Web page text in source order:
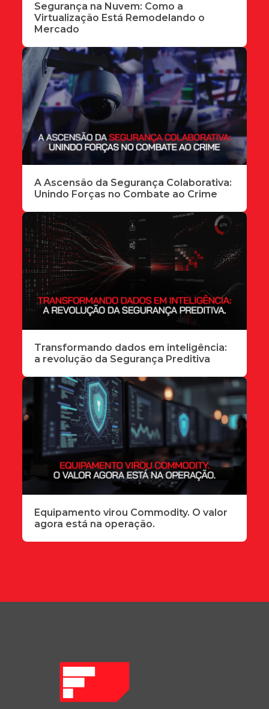
Segurança na Nuvem: Como a
Virtualização Está Remodelando o
Mercado
A Ascensão da Segurança Colaborativa:
Unindo Forças no Combate ao Crime
Transformando dados em inteligência:
a revolução da Segurança Preditiva
Equipamento virou Commodity. O valor
agora está na operação.